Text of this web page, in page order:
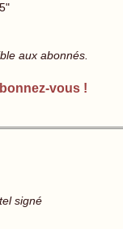
aux abonnés.
vous !
signé